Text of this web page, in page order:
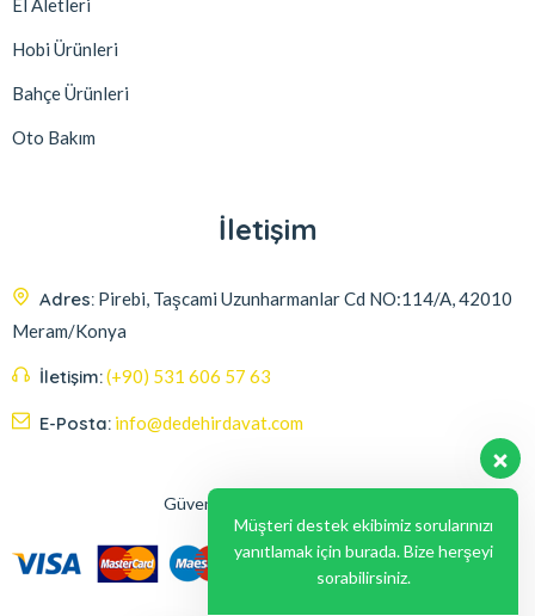
Hobi Ürünleri
Bahçe Ürünleri
Oto Bakım
İletişim
Adres: Pirebi, Taşcami Uzunharmanlar Cd NO:114/A, 42010
Meram/Konya
İletişim:(+90) 531 606 57 63
E-Posta: info@dedehirdavat.com
Güvenli Ödeme Seçenekleri
Müşteri destek ekibimiz sorularınızı
yanıtlamak için burada. Bize herşeyi
sorabilirsiniz.